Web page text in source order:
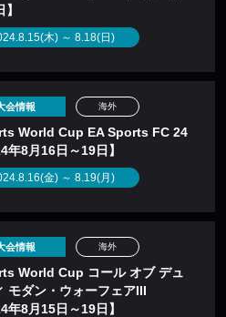
木) ～ 8.18(日)
会情報
World Cup EA Sports FC 24
年8月16日～19日】
金) ～ 8.19(月)
海外
会情報
World Cup コール オブ デュ
モダン・ウォーフェアIII
年8月15日～19日】
海外